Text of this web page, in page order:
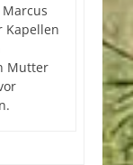
Kapellen
Mutter